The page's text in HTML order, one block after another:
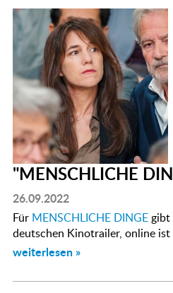
"MENSCHLICHE
26.09.2022
Für MENSCHLICHE DINGEgibt
deutschen Kinotrailer, online ist
weiterlesen »